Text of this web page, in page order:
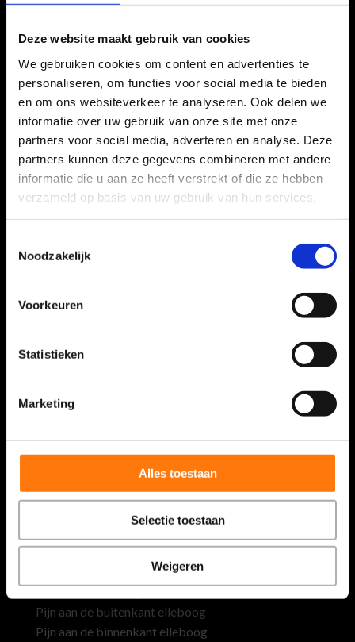
Deze website maakt gebruik van cookies
We gebruiken cookies om content en advertenties te
personaliseren, om functies voor social media te bieden
en om ons websiteverkeer te analyseren. Ook delen we
informatie over uw gebruik van onze site met onze
partners voor social media, adverteren en analyse. Deze
partners kunnen deze gegevens combineren met andere
informatie die u aan ze heeft verstrekt of die ze hebben
verzameld op basis van uw gebruik van hun services.
Noodzakelijk
Voorkeuren
Statistieken
Marketing
Alles toestaan
Selectie toestaan
Weigeren
 Openingstijden
Domineeslaan 87 A
1161 BW Zwanenburg
Vestigingsnummer: 000029878047
 Openingstijden
Locatie 2 Zwanenburg
Vestigingsnummer: 000059865148
Kerkgracht 2
 Openingstijden
Nieuwe knie revalidatie
Nieuwe heup revalidatie
Elleboogklachten
Overzicht elleboogklachten
Pijn aan de buitenkant elleboog
Pijn aan de binnenkant elleboog